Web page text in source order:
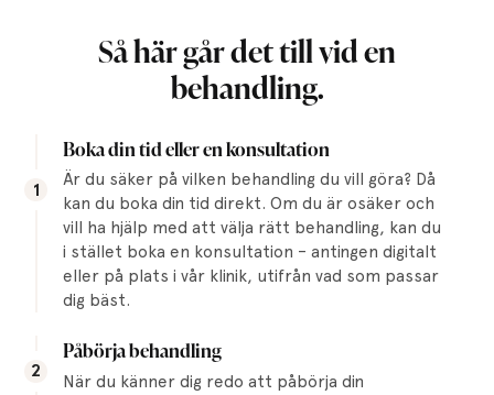
Så här går det till vid en
behandling.
1
Boka din tid eller en konsultation
Är du säker på vilken behandling du vill göra? Då
kan du boka din tid direkt. Om du är osäker och
vill ha hjälp med att välja rätt behandling, kan du
i stället boka en konsultation – antingen digitalt
eller på plats i vår klinik, utifrån vad som passar
dig bäst.
2
Påbörja behandling
När du känner dig redo att påbörja din